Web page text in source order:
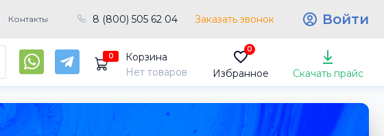
Контакты 8 (800) 505 62 04 Заказать звонок Войти
0
Корзина
Нет товаров
0
Избранное Скачать прайс